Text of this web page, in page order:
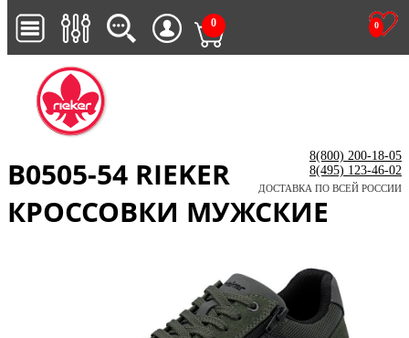
0
0
8(800) 200-18-05
8(495) 123-46-02
ДОСТАВКА ПО ВСЕЙ РОССИИ
B0505-54 RIEKER
КРОССОВКИ МУЖСКИЕ